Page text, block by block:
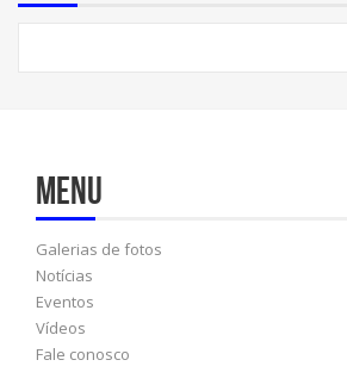
Menu
Galerias de fotos
Notícias
Eventos
Vídeos
Fale conosco